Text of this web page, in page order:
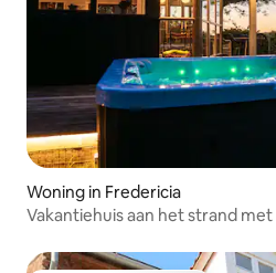
Woning in Fredericia
Vakantiehuis aan het strand